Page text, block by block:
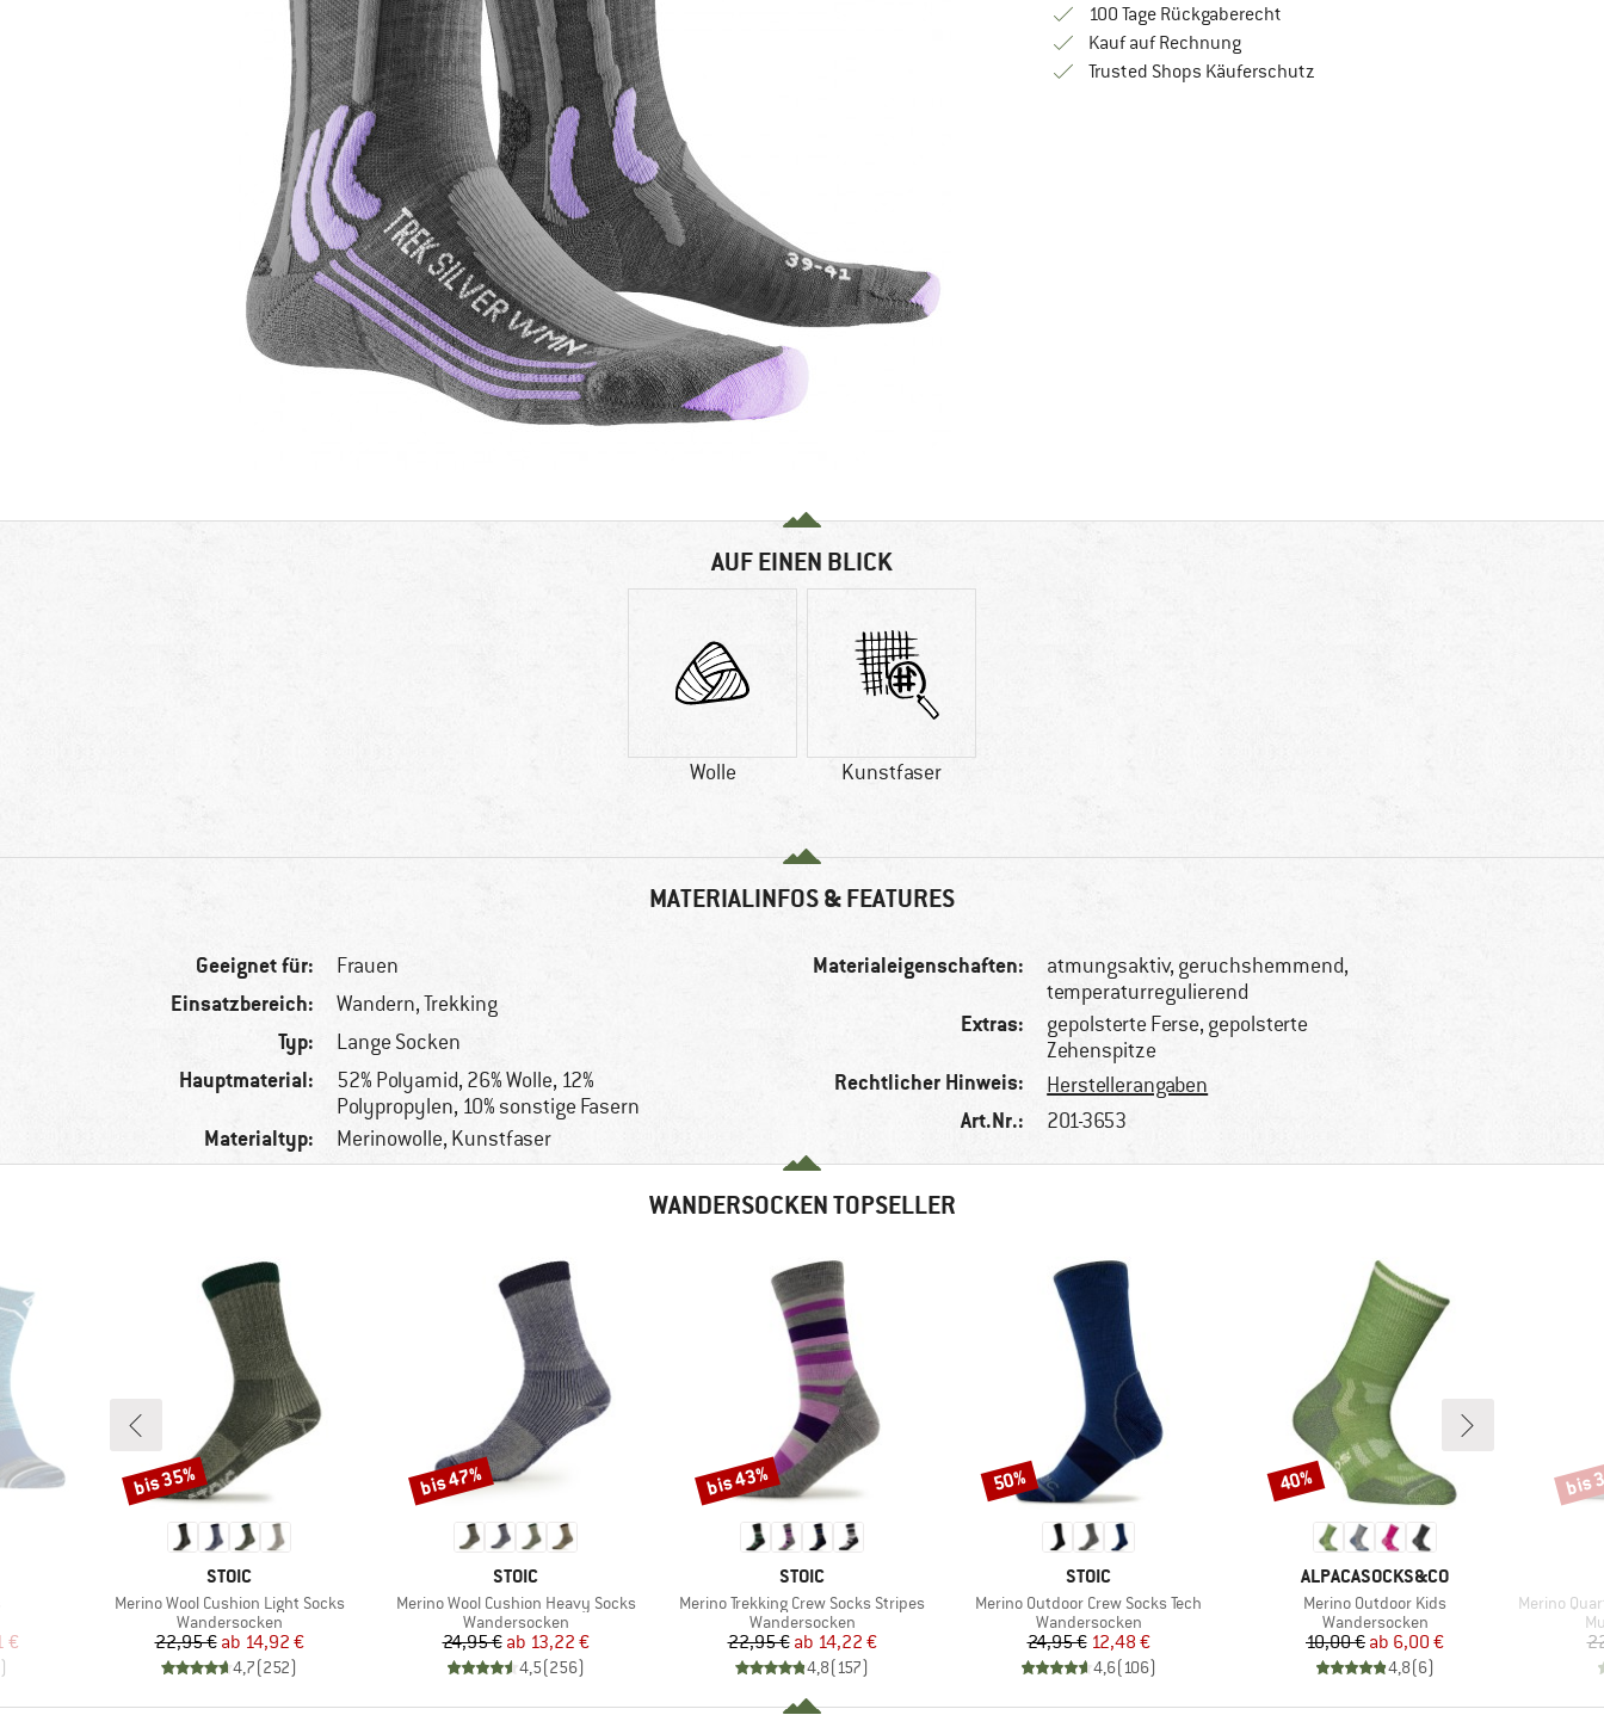
100 Tage RückgaberechtGehe hier zu den Rückgabe-Richtlinien
Kauf auf RechnungFinde die Zahlungs-Infos hier! Öffnet sich in
Trusted Shops KäuferschutzFinde alle Infos hier!
AUF EINEN BLICK
Wolle Kunstfaser
MATERIALINFOS & FEATURES
Geeignet für: Frauen
Einsatzbereich: Wandern, Trekking
Typ: Lange Socken
Hauptmaterial:
52% Polyamid, 26% Wolle, 12%
Polypropylen, 10% sonstige Fasern
Materialtyp: Merinowolle, Kunstfaser
Materialeigenschaften:
atmungsaktiv, geruchshemmend,
temperaturregulierend
Extras:
gepolsterte Ferse, gepolsterte
Zehenspitze
Rechtlicher Hinweis: Herstellerangaben
Art.Nr.: 201-3653
WANDERSOCKEN TOPSELLER
Preis
€
)
MARKE
STOIC
Artikel
Merino Wool Cushion Light Socks
Produktgruppe
Wandersocken
Preis
22,95 € reduzierter Preis
ab 14,92 €
4,7(252)
Rabatt
bis 35%
MARKE
STOIC
Artikel
Merino Wool Cushion Heavy Socks
Produktgruppe
Wandersocken
Preis
24,95 € reduzierter Preis
ab 13,22 €
4,5(256)
Rabatt
bis 47%
MARKE
STOIC
Artikel
Merino Trekking Crew Socks Stripes
Produktgruppe
Wandersocken
Preis
22,95 € reduzierter Preis
ab 14,22 €
4,8(157)
Rabatt
bis 43%
MARKE
STOIC
Artikel
Merino Outdoor Crew Socks Tech
Produktgruppe
Wandersocken
Preis
24,95 €reduzierter Preis
12,48 €
4,6(106)
Rabatt
50%
MARKE
ALPACASOCKS&CO
Artikel
Merino Outdoor Kids
Produktgruppe
Wandersocken
Preis
10,00 € reduzierter Preis
ab 6,00 €
4,8(6)
Rabatt
40%
Artikel
Merino
bis